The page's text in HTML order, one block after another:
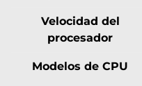
Velocidad del
procesador
Modelos de CPU